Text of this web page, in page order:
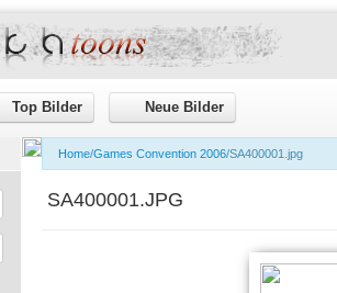
Top Bilder Neue Bilder
Home/Games Convention 2006/SA400001.jpg
SA400001.JPG